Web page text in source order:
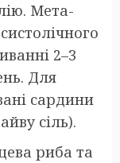
Мета-
2–3
Для
сардини
сіль).
риба та